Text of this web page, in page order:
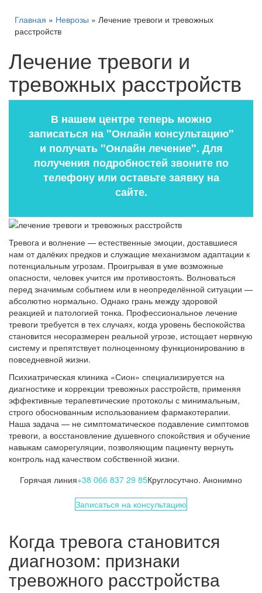
Главная » Неврозы » Лечение тревоги и тревожных
расстройств
Лечение тревоги и
тревожных расстройств
В нашем центре теперь можно
записаться на "Онлайн консультацию"
и получать "Онлайн лечение". Для
получения подробностей звоните по
телефону или оставьте заявку на
сайте.
Тревога и волнение — естественные эмоции, доставшиеся
нам от далёких предков и служащие механизмом адаптации к
потенциальным угрозам. Проигрывая в уме возможные
опасности, человек учится им противостоять. Волноваться
перед значимым событием или в неопределённой ситуации —
абсолютно нормально. Однако грань между здоровой
реакцией и патологией тонка. Профессиональное лечение
тревоги требуется в тех случаях, когда уровень беспокойства
становится несоразмерен реальной угрозе, истощает нервную
систему и препятствует полноценному функционированию в
повседневной жизни.
Психиатрическая клиника «Сион» специализируется на
диагностике и коррекции тревожных расстройств, применяя
эффективные терапевтические протоколы с минимальным,
строго обоснованным использованием фармакотерапии.
Наша задача — не симптоматическое подавление симптомов
тревоги, а восстановление душевного спокойствия и обучение
навыкам саморегуляции, позволяющим пациенту вернуть
контроль над качеством собственной жизни.
Горячая линия+38 066 837 29 85Круглосутчно. Анонимно
Записаться на консультацию
Когда тревога становится
диагнозом: признаки
тревожного расстройства